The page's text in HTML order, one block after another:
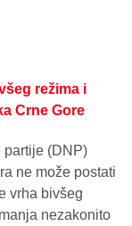
režima i
Crne Gore
partije (DNP)
ne može postati
vrha bivšeg
nezakonito